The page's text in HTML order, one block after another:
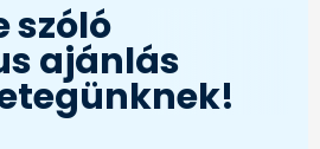
szóló
ajánlás